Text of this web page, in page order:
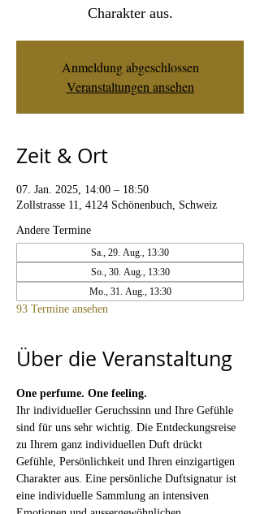
Charakter aus.
Anmeldung abgeschlossen
Veranstaltungen ansehen
Zeit & Ort
07. Jan. 2025, 14:00 – 18:50
Zollstrasse 11, 4124 Schönenbuch, Schweiz
Andere Termine
Sa., 29. Aug., 13:30
So., 30. Aug., 13:30
Mo., 31. Aug., 13:30
93 Termine ansehen
Über die Veranstaltung
One perfume. One feeling.
Ihr individueller Geruchssinn und Ihre Gefühle
sind für uns sehr wichtig. Die Entdeckungsreise
zu Ihrem ganz individuellen Duft drückt
Gefühle, Persönlichkeit und Ihren einzigartigen
Charakter aus. Eine persönliche Duftsignatur ist
eine individuelle Sammlung an intensiven